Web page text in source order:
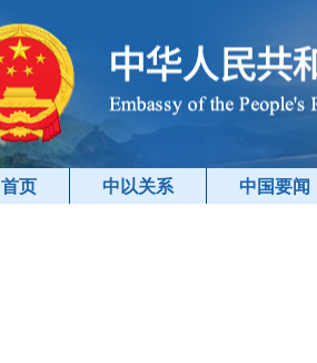
首页 中以关系 中国要闻